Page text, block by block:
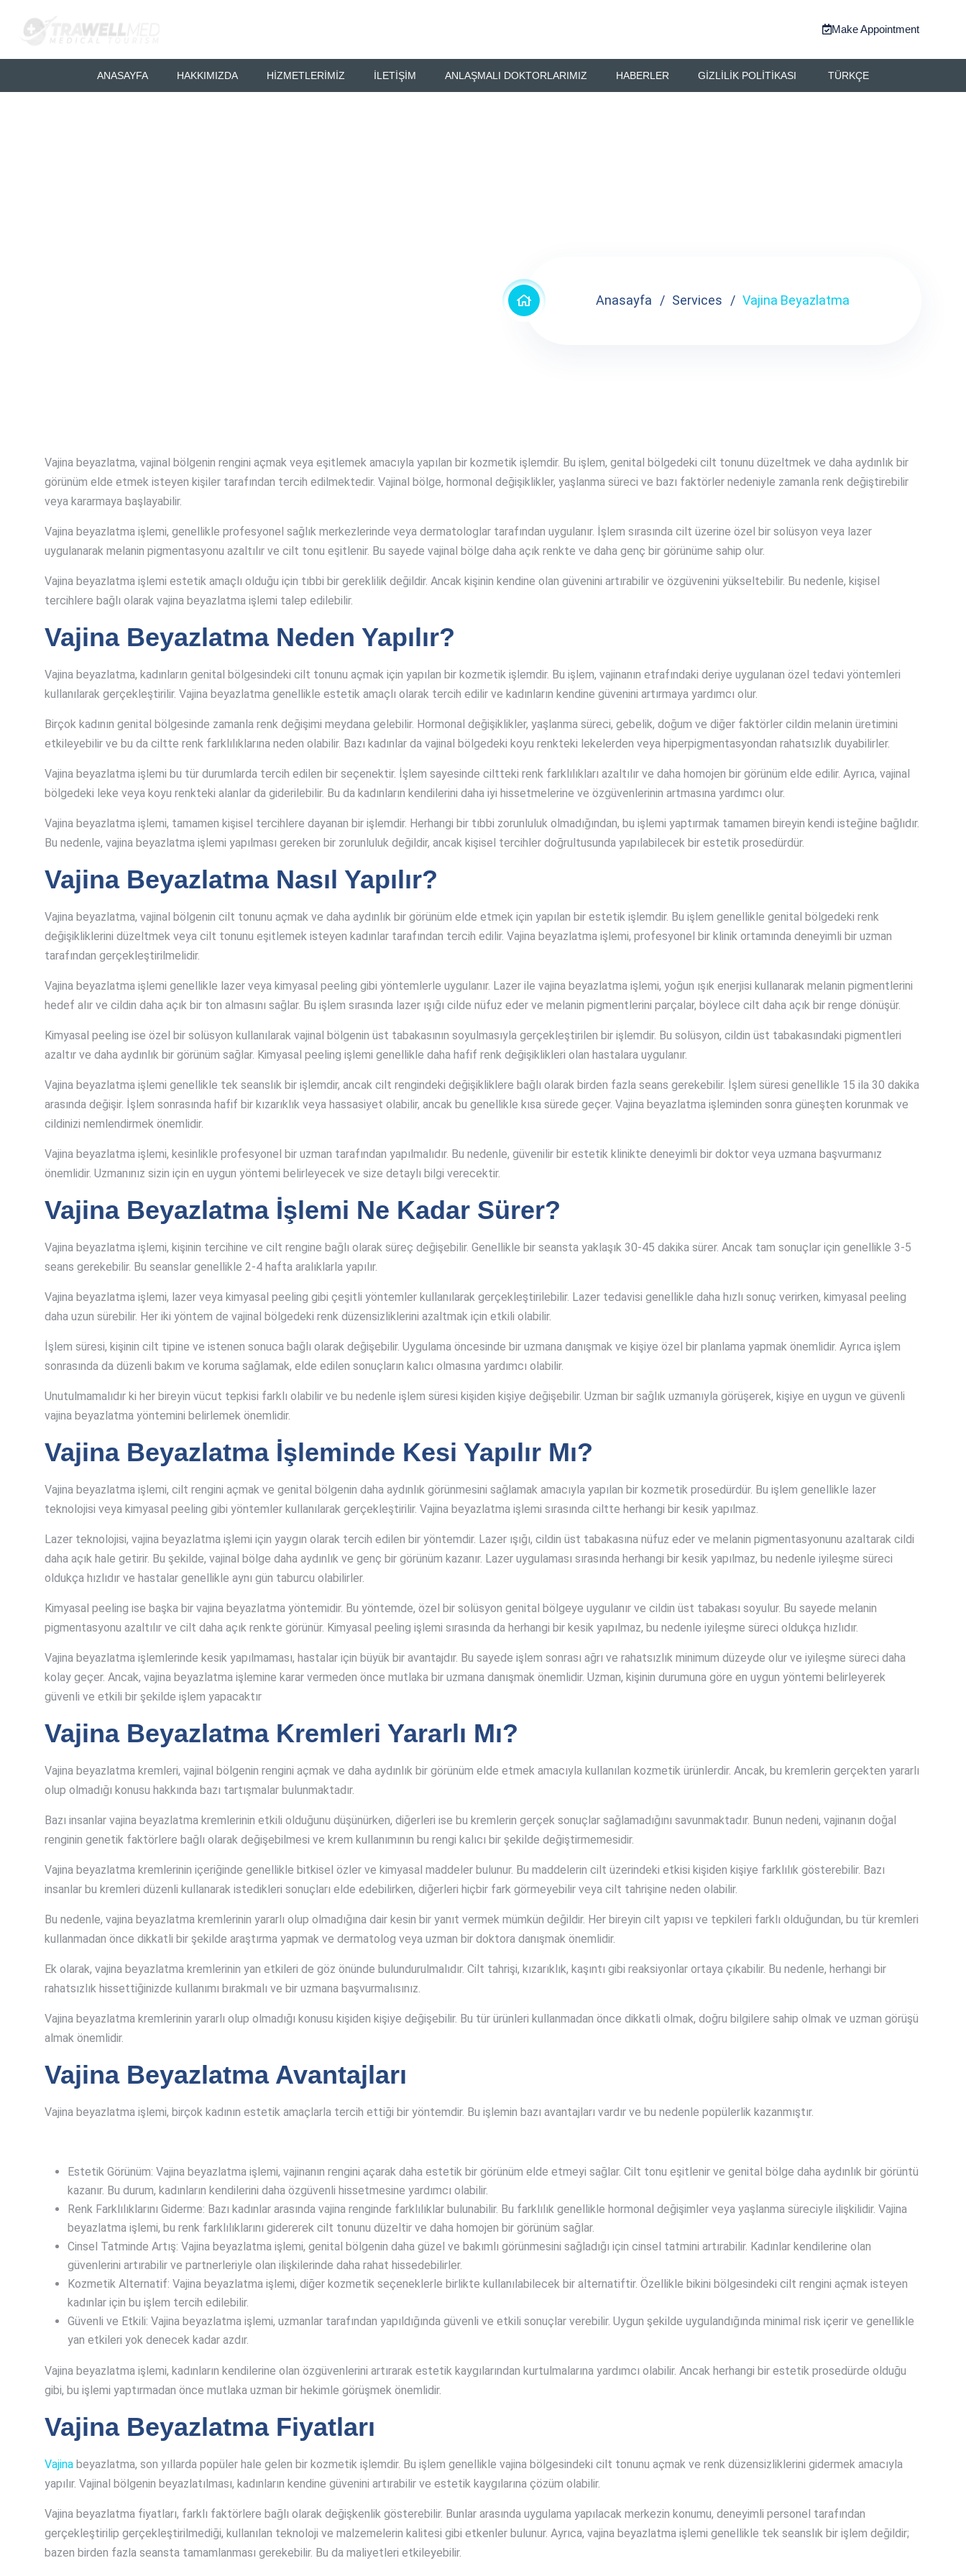
Make Appointment
ANASAYFA HAKKIMIZDA HIZMETLERIMIZ İLETIŞIM ANLAŞMALI DOKTORLARIMIZ HABERLER GIZLILIK POLITIKASI TÜRKÇE
Anasayfa Services Vajina Beyazlatma
Vajina beyazlatma, vajinal bölgenin rengini açmak veya eşitlemek amacıyla yapılan bir kozmetik işlemdir. Bu işlem, genital bölgedeki cilt tonunu düzeltmek ve daha aydınlık bir
görünüm elde etmek isteyen kişiler tarafından tercih edilmektedir. Vajinal bölge, hormonal değişiklikler, yaşlanma süreci ve bazı faktörler nedeniyle zamanla renk değiştirebilir
veya kararmaya başlayabilir.
Vajina beyazlatma işlemi, genellikle profesyonel sağlık merkezlerinde veya dermatologlar tarafından uygulanır. İşlem sırasında cilt üzerine özel bir solüsyon veya lazer
uygulanarak melanin pigmentasyonu azaltılır ve cilt tonu eşitlenir. Bu sayede vajinal bölge daha açık renkte ve daha genç bir görünüme sahip olur.
Vajina beyazlatma işlemi estetik amaçlı olduğu için tıbbi bir gereklilik değildir. Ancak kişinin kendine olan güvenini artırabilir ve özgüvenini yükseltebilir. Bu nedenle, kişisel
tercihlere bağlı olarak vajina beyazlatma işlemi talep edilebilir.
Vajina Beyazlatma Neden Yapılır?
Vajina beyazlatma, kadınların genital bölgesindeki cilt tonunu açmak için yapılan bir kozmetik işlemdir. Bu işlem, vajinanın etrafındaki deriye uygulanan özel tedavi yöntemleri
kullanılarak gerçekleştirilir. Vajina beyazlatma genellikle estetik amaçlı olarak tercih edilir ve kadınların kendine güvenini artırmaya yardımcı olur.
Birçok kadının genital bölgesinde zamanla renk değişimi meydana gelebilir. Hormonal değişiklikler, yaşlanma süreci, gebelik, doğum ve diğer faktörler cildin melanin üretimini
etkileyebilir ve bu da ciltte renk farklılıklarına neden olabilir. Bazı kadınlar da vajinal bölgedeki koyu renkteki lekelerden veya hiperpigmentasyondan rahatsızlık duyabilirler.
Vajina beyazlatma işlemi bu tür durumlarda tercih edilen bir seçenektir. İşlem sayesinde ciltteki renk farklılıkları azaltılır ve daha homojen bir görünüm elde edilir. Ayrıca, vajinal
bölgedeki leke veya koyu renkteki alanlar da giderilebilir. Bu da kadınların kendilerini daha iyi hissetmelerine ve özgüvenlerinin artmasına yardımcı olur.
Vajina beyazlatma işlemi, tamamen kişisel tercihlere dayanan bir işlemdir. Herhangi bir tıbbi zorunluluk olmadığından, bu işlemi yaptırmak tamamen bireyin kendi isteğine bağlıdır.
Bu nedenle, vajina beyazlatma işlemi yapılması gereken bir zorunluluk değildir, ancak kişisel tercihler doğrultusunda yapılabilecek bir estetik prosedürdür.
Vajina Beyazlatma Nasıl Yapılır?
Vajina beyazlatma, vajinal bölgenin cilt tonunu açmak ve daha aydınlık bir görünüm elde etmek için yapılan bir estetik işlemdir. Bu işlem genellikle genital bölgedeki renk
değişikliklerini düzeltmek veya cilt tonunu eşitlemek isteyen kadınlar tarafından tercih edilir. Vajina beyazlatma işlemi, profesyonel bir klinik ortamında deneyimli bir uzman
tarafından gerçekleştirilmelidir.
Vajina beyazlatma işlemi genellikle lazer veya kimyasal peeling gibi yöntemlerle uygulanır. Lazer ile vajina beyazlatma işlemi, yoğun ışık enerjisi kullanarak melanin pigmentlerini
hedef alır ve cildin daha açık bir ton almasını sağlar. Bu işlem sırasında lazer ışığı cilde nüfuz eder ve melanin pigmentlerini parçalar, böylece cilt daha açık bir renge dönüşür.
Kimyasal peeling ise özel bir solüsyon kullanılarak vajinal bölgenin üst tabakasının soyulmasıyla gerçekleştirilen bir işlemdir. Bu solüsyon, cildin üst tabakasındaki pigmentleri
azaltır ve daha aydınlık bir görünüm sağlar. Kimyasal peeling işlemi genellikle daha hafif renk değişiklikleri olan hastalara uygulanır.
Vajina beyazlatma işlemi genellikle tek seanslık bir işlemdir, ancak cilt rengindeki değişikliklere bağlı olarak birden fazla seans gerekebilir. İşlem süresi genellikle 15 ila 30 dakika
arasında değişir. İşlem sonrasında hafif bir kızarıklık veya hassasiyet olabilir, ancak bu genellikle kısa sürede geçer. Vajina beyazlatma işleminden sonra güneşten korunmak ve
cildinizi nemlendirmek önemlidir.
Vajina beyazlatma işlemi, kesinlikle profesyonel bir uzman tarafından yapılmalıdır. Bu nedenle, güvenilir bir estetik klinikte deneyimli bir doktor veya uzmana başvurmanız
önemlidir. Uzmanınız sizin için en uygun yöntemi belirleyecek ve size detaylı bilgi verecektir.
Vajina Beyazlatma İşlemi Ne Kadar Sürer?
Vajina beyazlatma işlemi, kişinin tercihine ve cilt rengine bağlı olarak süreç değişebilir. Genellikle bir seansta yaklaşık 30-45 dakika sürer. Ancak tam sonuçlar için genellikle 3-5
seans gerekebilir. Bu seanslar genellikle 2-4 hafta aralıklarla yapılır.
Vajina beyazlatma işlemi, lazer veya kimyasal peeling gibi çeşitli yöntemler kullanılarak gerçekleştirilebilir. Lazer tedavisi genellikle daha hızlı sonuç verirken, kimyasal peeling
daha uzun sürebilir. Her iki yöntem de vajinal bölgedeki renk düzensizliklerini azaltmak için etkili olabilir.
İşlem süresi, kişinin cilt tipine ve istenen sonuca bağlı olarak değişebilir. Uygulama öncesinde bir uzmana danışmak ve kişiye özel bir planlama yapmak önemlidir. Ayrıca işlem
sonrasında da düzenli bakım ve koruma sağlamak, elde edilen sonuçların kalıcı olmasına yardımcı olabilir.
Unutulmamalıdır ki her bireyin vücut tepkisi farklı olabilir ve bu nedenle işlem süresi kişiden kişiye değişebilir. Uzman bir sağlık uzmanıyla görüşerek, kişiye en uygun ve güvenli
vajina beyazlatma yöntemini belirlemek önemlidir.
Vajina Beyazlatma İşleminde Kesi Yapılır Mı?
Vajina beyazlatma işlemi, cilt rengini açmak ve genital bölgenin daha aydınlık görünmesini sağlamak amacıyla yapılan bir kozmetik prosedürdür. Bu işlem genellikle lazer
teknolojisi veya kimyasal peeling gibi yöntemler kullanılarak gerçekleştirilir. Vajina beyazlatma işlemi sırasında ciltte herhangi bir kesik yapılmaz.
Lazer teknolojisi, vajina beyazlatma işlemi için yaygın olarak tercih edilen bir yöntemdir. Lazer ışığı, cildin üst tabakasına nüfuz eder ve melanin pigmentasyonunu azaltarak cildi
daha açık hale getirir. Bu şekilde, vajinal bölge daha aydınlık ve genç bir görünüm kazanır. Lazer uygulaması sırasında herhangi bir kesik yapılmaz, bu nedenle iyileşme süreci
oldukça hızlıdır ve hastalar genellikle aynı gün taburcu olabilirler.
Kimyasal peeling ise başka bir vajina beyazlatma yöntemidir. Bu yöntemde, özel bir solüsyon genital bölgeye uygulanır ve cildin üst tabakası soyulur. Bu sayede melanin
pigmentasyonu azaltılır ve cilt daha açık renkte görünür. Kimyasal peeling işlemi sırasında da herhangi bir kesik yapılmaz, bu nedenle iyileşme süreci oldukça hızlıdır.
Vajina beyazlatma işlemlerinde kesik yapılmaması, hastalar için büyük bir avantajdır. Bu sayede işlem sonrası ağrı ve rahatsızlık minimum düzeyde olur ve iyileşme süreci daha
kolay geçer. Ancak, vajina beyazlatma işlemine karar vermeden önce mutlaka bir uzmana danışmak önemlidir. Uzman, kişinin durumuna göre en uygun yöntemi belirleyerek
güvenli ve etkili bir şekilde işlem yapacaktır
Vajina Beyazlatma Kremleri Yararlı Mı?
Vajina beyazlatma kremleri, vajinal bölgenin rengini açmak ve daha aydınlık bir görünüm elde etmek amacıyla kullanılan kozmetik ürünlerdir. Ancak, bu kremlerin gerçekten yararlı
olup olmadığı konusu hakkında bazı tartışmalar bulunmaktadır.
Bazı insanlar vajina beyazlatma kremlerinin etkili olduğunu düşünürken, diğerleri ise bu kremlerin gerçek sonuçlar sağlamadığını savunmaktadır. Bunun nedeni, vajinanın doğal
renginin genetik faktörlere bağlı olarak değişebilmesi ve krem kullanımının bu rengi kalıcı bir şekilde değiştirmemesidir.
Vajina beyazlatma kremlerinin içeriğinde genellikle bitkisel özler ve kimyasal maddeler bulunur. Bu maddelerin cilt üzerindeki etkisi kişiden kişiye farklılık gösterebilir. Bazı
insanlar bu kremleri düzenli kullanarak istedikleri sonuçları elde edebilirken, diğerleri hiçbir fark görmeyebilir veya cilt tahrişine neden olabilir.
Bu nedenle, vajina beyazlatma kremlerinin yararlı olup olmadığına dair kesin bir yanıt vermek mümkün değildir. Her bireyin cilt yapısı ve tepkileri farklı olduğundan, bu tür kremleri
kullanmadan önce dikkatli bir şekilde araştırma yapmak ve dermatolog veya uzman bir doktora danışmak önemlidir.
Ek olarak, vajina beyazlatma kremlerinin yan etkileri de göz önünde bulundurulmalıdır. Cilt tahrişi, kızarıklık, kaşıntı gibi reaksiyonlar ortaya çıkabilir. Bu nedenle, herhangi bir
rahatsızlık hissettiğinizde kullanımı bırakmalı ve bir uzmana başvurmalısınız.
Vajina beyazlatma kremlerinin yararlı olup olmadığı konusu kişiden kişiye değişebilir. Bu tür ürünleri kullanmadan önce dikkatli olmak, doğru bilgilere sahip olmak ve uzman görüşü
almak önemlidir.
Vajina Beyazlatma Avantajları
Vajina beyazlatma işlemi, birçok kadının estetik amaçlarla tercih ettiği bir yöntemdir. Bu işlemin bazı avantajları vardır ve bu nedenle popülerlik kazanmıştır.
Estetik Görünüm: Vajina beyazlatma işlemi, vajinanın rengini açarak daha estetik bir görünüm elde etmeyi sağlar. Cilt tonu eşitlenir ve genital bölge daha aydınlık bir görüntü
kazanır. Bu durum, kadınların kendilerini daha özgüvenli hissetmesine yardımcı olabilir.
Renk Farklılıklarını Giderme: Bazı kadınlar arasında vajina renginde farklılıklar bulunabilir. Bu farklılık genellikle hormonal değişimler veya yaşlanma süreciyle ilişkilidir. Vajina
beyazlatma işlemi, bu renk farklılıklarını gidererek cilt tonunu düzeltir ve daha homojen bir görünüm sağlar.
Cinsel Tatminde Artış: Vajina beyazlatma işlemi, genital bölgenin daha güzel ve bakımlı görünmesini sağladığı için cinsel tatmini artırabilir. Kadınlar kendilerine olan
güvenlerini artırabilir ve partnerleriyle olan ilişkilerinde daha rahat hissedebilirler.
Kozmetik Alternatif: Vajina beyazlatma işlemi, diğer kozmetik seçeneklerle birlikte kullanılabilecek bir alternatiftir. Özellikle bikini bölgesindeki cilt rengini açmak isteyen
kadınlar için bu işlem tercih edilebilir.
Güvenli ve Etkili: Vajina beyazlatma işlemi, uzmanlar tarafından yapıldığında güvenli ve etkili sonuçlar verebilir. Uygun şekilde uygulandığında minimal risk içerir ve genellikle
yan etkileri yok denecek kadar azdır.
Vajina beyazlatma işlemi, kadınların kendilerine olan özgüvenlerini artırarak estetik kaygılarından kurtulmalarına yardımcı olabilir. Ancak herhangi bir estetik prosedürde olduğu
gibi, bu işlemi yaptırmadan önce mutlaka uzman bir hekimle görüşmek önemlidir.
Vajina Beyazlatma Fiyatları
Vajina beyazlatma, son yıllarda popüler hale gelen bir kozmetik işlemdir. Bu işlem genellikle vajina bölgesindeki cilt tonunu açmak ve renk düzensizliklerini gidermek amacıyla
yapılır. Vajinal bölgenin beyazlatılması, kadınların kendine güvenini artırabilir ve estetik kaygılarına çözüm olabilir.
Vajina beyazlatma fiyatları, farklı faktörlere bağlı olarak değişkenlik gösterebilir. Bunlar arasında uygulama yapılacak merkezin konumu, deneyimli personel tarafından
gerçekleştirilip gerçekleştirilmediği, kullanılan teknoloji ve malzemelerin kalitesi gibi etkenler bulunur. Ayrıca, vajina beyazlatma işlemi genellikle tek seanslık bir işlem değildir;
bazen birden fazla seansta tamamlanması gerekebilir. Bu da maliyetleri etkileyebilir.